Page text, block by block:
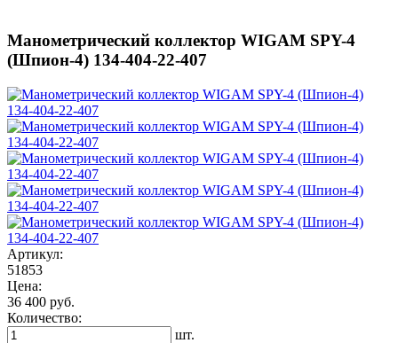
Манометрический коллектор WIGAM SPY-4
(Шпион-4) 134-404-22-407
Артикул:
51853
Цена:
36 400 руб.
Количество:
шт.